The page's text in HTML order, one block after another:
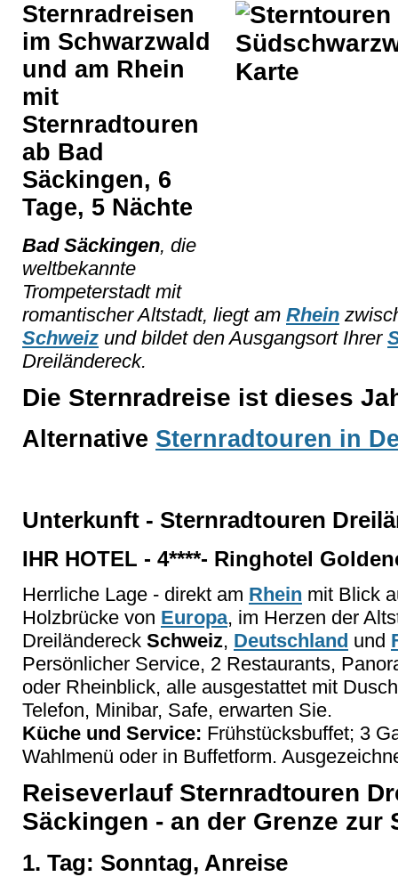
Sternradreisen
im Schwarzwald
und am Rhein
mit
Sternradtouren
ab Bad
Säckingen, 6
Tage, 5 Nächte
Bad Säckingen, die
weltbekannte
Trompeterstadt mit
romantischer Altstadt, liegt am Rhein
Schweiz und bildet den Ausgangsort Ihrer
Dreiländereck.
Die Sternradreise ist dieses
Alternative Sternradtouren in
Unterkunft - Sternradtouren
IHR HOTEL - 4****- Ringhotel
Herrliche Lage - direkt am Rhein mit Blick
Holzbrücke von Europa, im Herzen der
Dreiländereck Schweiz, Deutschland und
Persönlicher Service, 2 Restaurants,
oder Rheinblick, alle ausgestattet mit
Telefon, Minibar, Safe, erwarten Sie.
Küche und Service: Frühstücksbuffet; 3
Wahlmenü oder in Buffetform.
Reiseverlauf Sternradtouren
Säckingen - an der Grenze zur
1. Tag: Sonntag, Anreise